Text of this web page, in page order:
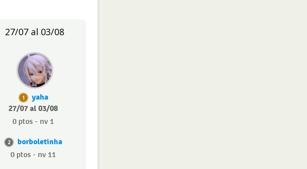
27/07 al 03/08
1
yaha
27/07 al 03/08
0 ptos - nv 1
2 borboletinha
0 ptos - nv 11